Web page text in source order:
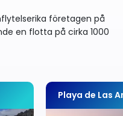
företagen på
en flotta på cirka 1000
Playa de Las